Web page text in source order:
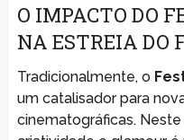
O IMPACTO DO
NA ESTREIA DO
Tradicionalmente, o
um catalisador para
cinematográficas.